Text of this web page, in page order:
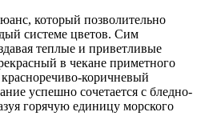
который позволительно
системе цветов. Сим
теплые и приветливые
в чекане приметного
коричневый
успешно сочетается с бледно-
горячую единицу морского